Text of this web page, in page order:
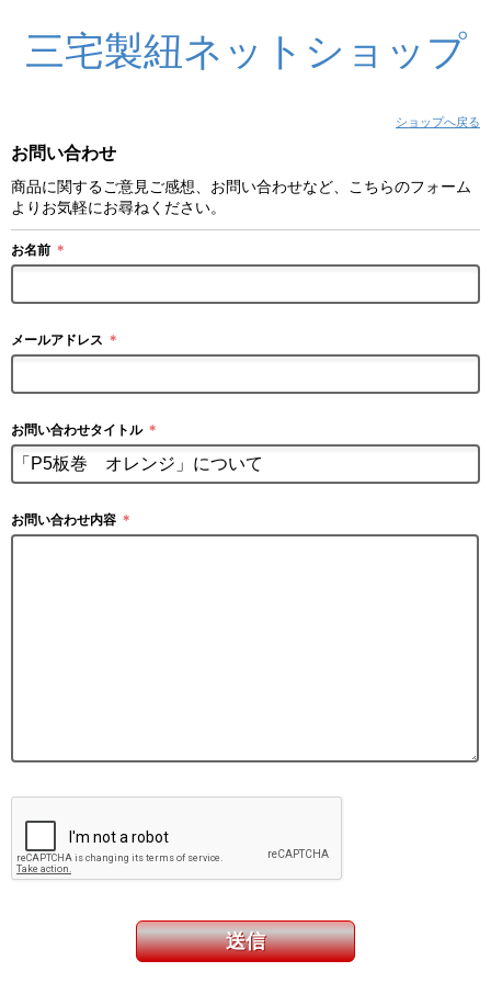
三宅製紐ネットショップ
ショップへ戻る
お問い合わせ
商品に関するご意見ご感想、お問い合わせなど、こちらのフォーム
よりお気軽にお尋ねください。
お名前 ＊
メールアドレス ＊
お問い合わせタイトル ＊
お問い合わせ内容 ＊